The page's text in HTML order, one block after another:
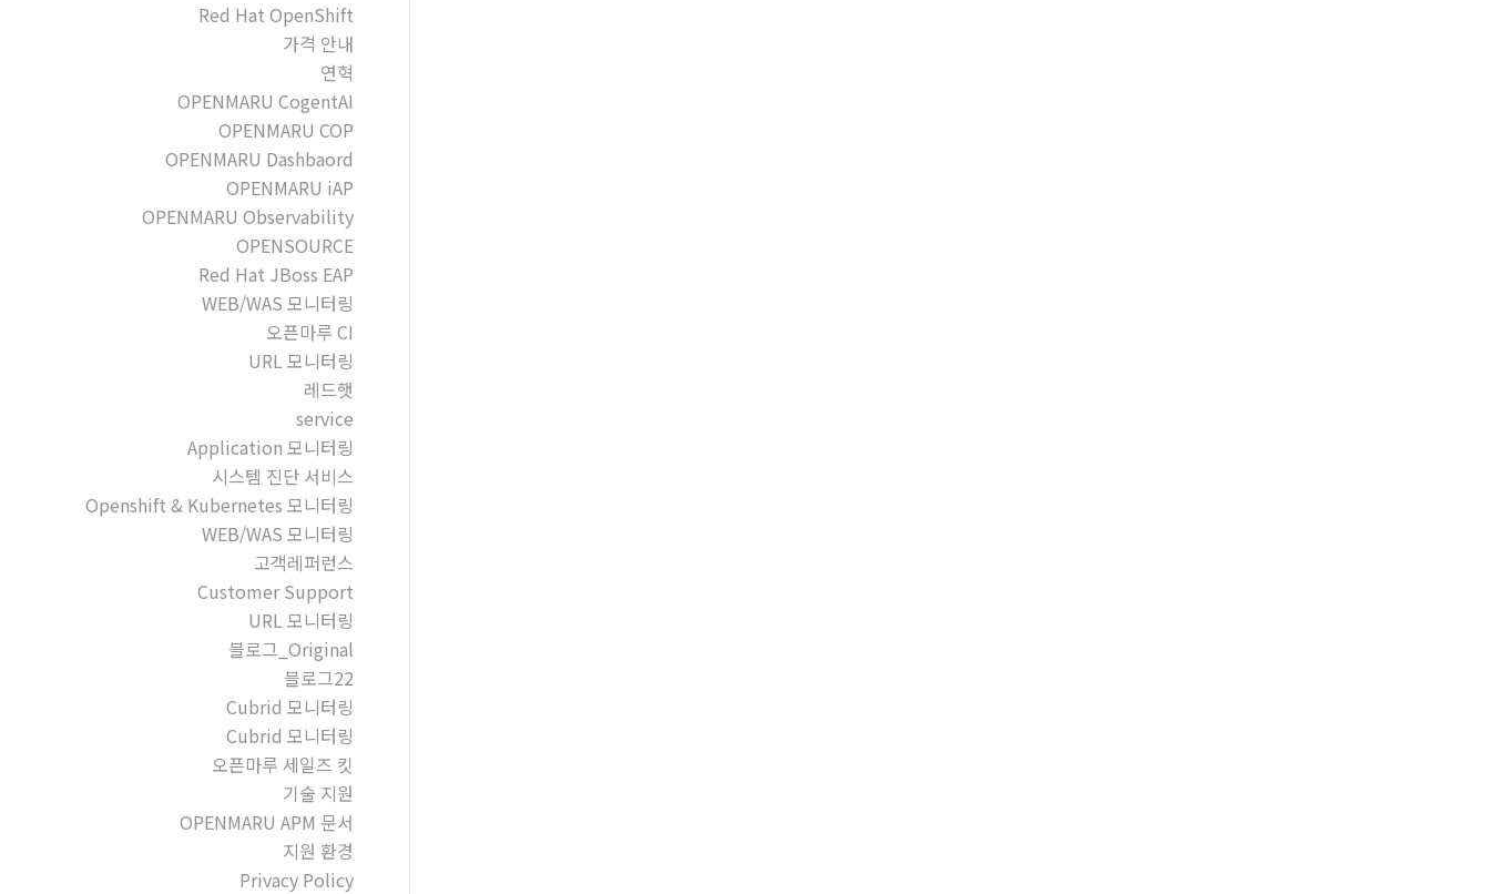
Red Hat OpenShift
가격 안내
연혁
OPENMARU CogentAI
OPENMARU COP
OPENMARU Dashbaord
OPENMARU iAP
OPENMARU Observability
OPENSOURCE
Red Hat JBoss EAP
WEB/WAS 모니터링
오픈마루 CI
URL 모니터링
레드햇
service
Application 모니터링
시스템 진단 서비스
Openshift & Kubernetes 모니터링
WEB/WAS 모니터링
고객레퍼런스
Customer Support
URL 모니터링
블로그_Original
블로그22
Cubrid 모니터링
Cubrid 모니터링
오픈마루 세일즈 킷
기술 지원
OPENMARU APM 문서
지원 환경
Privacy Policy